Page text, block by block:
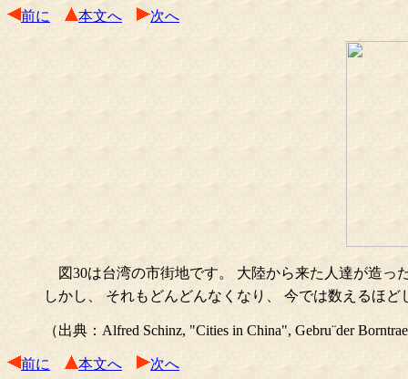
前に 本文へ 次へ
図30は台湾の市街地です。 大陸から来た人達が造っ
しかし、 それもどんどんなくなり、 今では数えるほど
（出典：Alfred Schinz, "Cities in China", Gebru¨der
前に 本文へ 次へ